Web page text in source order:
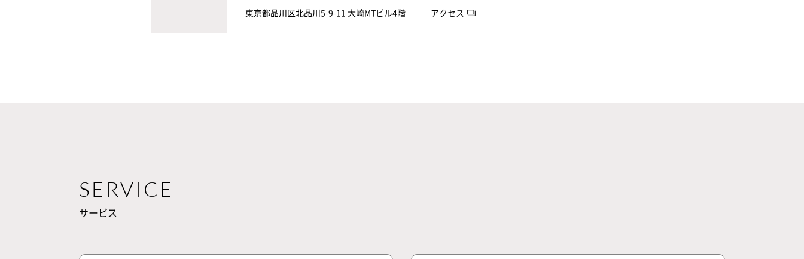
東京都品川区北品川5-9-11 大崎MTビル4階 アクセス
SERVICE
サービス